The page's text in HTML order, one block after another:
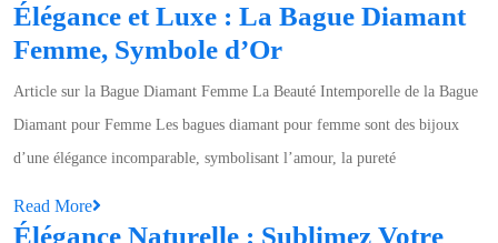
Élégance et Luxe : La Bague Diamant
Femme, Symbole d’OrÉlégance
et
Luxe
:
Article sur la Bague Diamant Femme La Beauté Intemporelle de la Bague
Diamant pour Femme Les bagues diamant pour femme sont des bijoux
d’une élégance incomparable, symbolisant l’amour, la pureté
Read More
More
Élégance Naturelle : Sublimez Votre